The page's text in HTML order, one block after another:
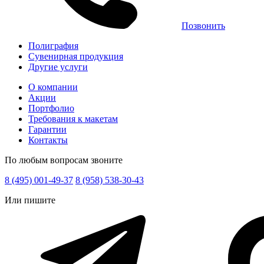
Позвонить
Полиграфия
Сувенирная продукция
Другие услуги
О компании
Акции
Портфолио
Требования к макетам
Гарантии
Контакты
По любым вопросам звоните
8 (495) 001-49-37 8 (958) 538-30-43
Или пишите